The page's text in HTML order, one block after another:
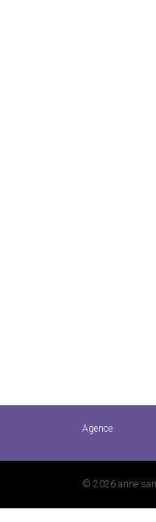
Agence
© 2026 anne